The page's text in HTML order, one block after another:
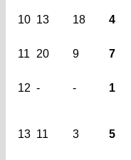
10 13 18 4
11
20 9 7
12 - - 1
13 11 3 5